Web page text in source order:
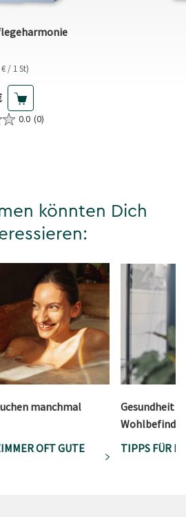
/ 1 St)
Preis
0.0 (0)
könnten Dich
manchmal
OFT GUTE
Gesundheit
TIPPS FÜR